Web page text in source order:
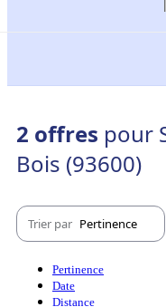
2 offres pour
Bois (93600)
Trier par Pertinence
Pertinence
Date
Distance